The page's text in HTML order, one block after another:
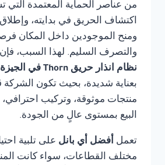
من عناصر الحماية المعتمدة التي
اكتشاف الحريق في بدايته، وإطلاق
ومنح الموجودين داخل المكان
والتصرف السليم. لهذا السبب، فإن
نظام انذار حريق Thorn في الجيزة
بعناية شديدة، بحيث تكون الشركة
منتجات موثوقة، وتركيب
البيع بمستوى عالٍ من الجودة.
تعمل أفضل أي بانل على تلبية
مختلف القطاعات، سواء كانت